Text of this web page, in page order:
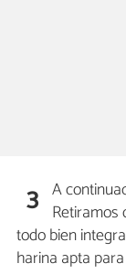
3 A
Retiramos
todo bien
harina apta